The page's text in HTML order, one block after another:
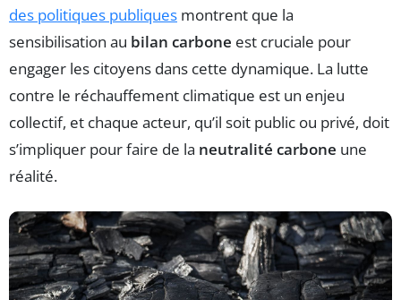
des politiques publiques montrent que la
sensibilisation au bilan carbone est cruciale pour
engager les citoyens dans cette dynamique. La lutte
contre le réchauffement climatique est un enjeu
collectif, et chaque acteur, qu’il soit public ou privé, doit
s’impliquer pour faire de la neutralité carbone une
réalité.